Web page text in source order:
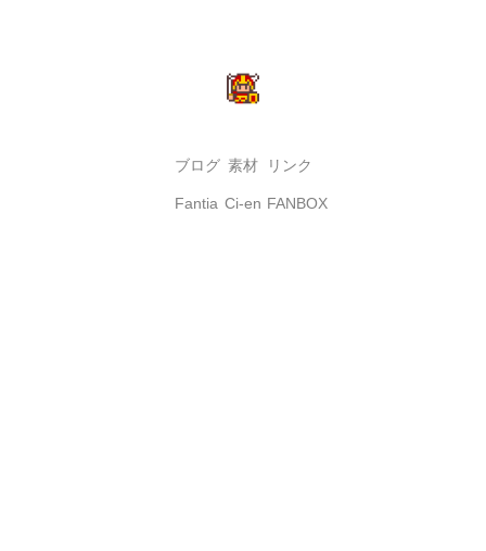
ブログ 素材 リンク
Fantia Ci-en FANBOX